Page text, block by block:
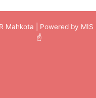
Mahkota | Powered by MIS |
☝